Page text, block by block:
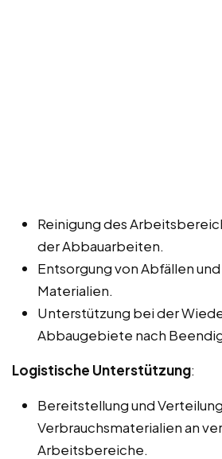
Reinigung des
der Abbauarbeiten.
Entsorgung von Abfällen
Materialien.
Unterstützung bei der
Abbaugebiete nach
Logistische Unterstützung:
Bereitstellung und
Verbrauchsmaterialien an
Arbeitsbereiche.